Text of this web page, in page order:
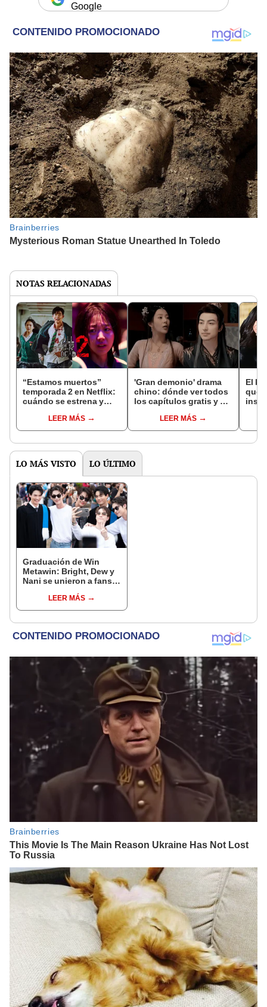
Google
NOTAS RELACIONADAS
“Estamos muertos”
temporada 2 en Netflix:
cuándo se estrena y
temporadaLEER MÁS
'Gran demonio' drama
chino: dónde ver todos
los capítulos gratis y en
LEER MÁS
El k-
que
LO MÁS VISTO LO ÚLTIMO
Graduación de Win
Metawin: Bright, Dew y
Nani se unieron a fans
LEER MÁS